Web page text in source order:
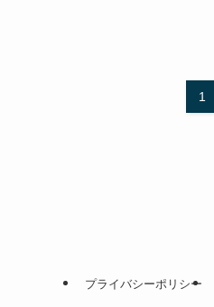
1
プライバシーポリシー